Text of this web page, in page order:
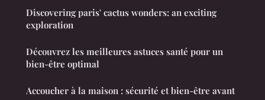
Discovering paris' cactus wonders: an exciting
exploration
Découvrez les meilleures astuces santé pour un
bien-être optimal
Accoucher à la maison : sécurité et bien-être avant